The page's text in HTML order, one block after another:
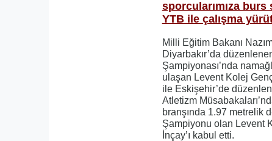
sporcularımıza burs
YTB ile çalışma
Milli Eğitim Bakanı
Diyarbakır’da
Şampiyonası’nda
ulaşan Levent Kolej Genç
ile Eskişehir’de
Atletizm
branşında 1.97 metrelik
Şampiyonu olan Levent
İnçay’ı kabul etti.